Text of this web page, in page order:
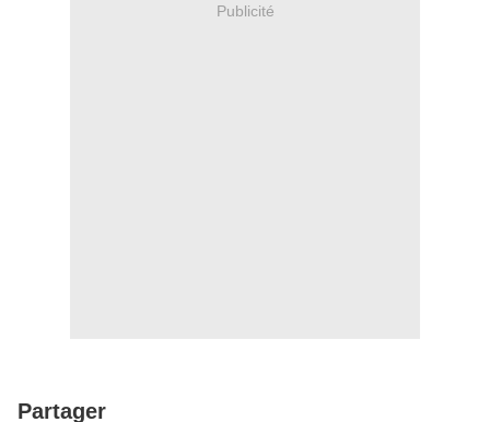
Publicité
Partager